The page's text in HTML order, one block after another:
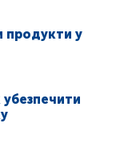
продукти у
убезпечити